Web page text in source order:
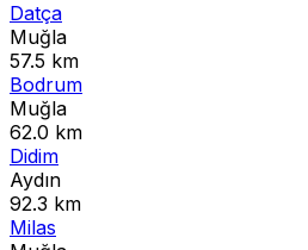
Datça
Muğla
57.5 km
Bodrum
Muğla
62.0 km
Didim
Aydın
92.3 km
Milas